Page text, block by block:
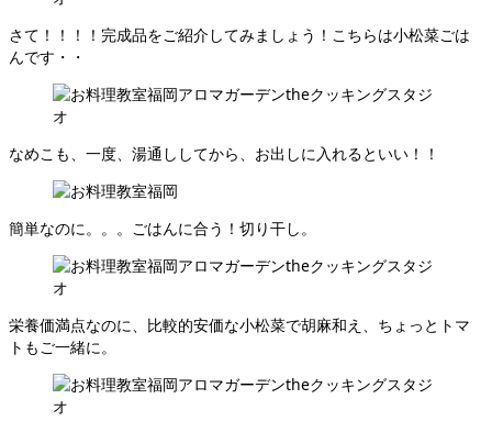
さて！！！！完成品をご紹介してみましょう！こちらは小松菜ごは
んです・・
なめこも、一度、湯通ししてから、お出しに入れるといい！！
簡単なのに。。。ごはんに合う！切り干し。
栄養価満点なのに、比較的安価な小松菜で胡麻和え、ちょっとトマ
トもご一緒に。